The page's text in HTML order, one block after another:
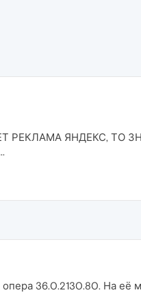
РЕКЛАМА ЯНДЕКС, ТО
опера 36.0.2130.80. На